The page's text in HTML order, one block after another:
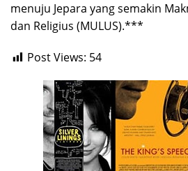
menuju Jepara yang semakin
dan Religius (MULUS).***
Post Views: 54